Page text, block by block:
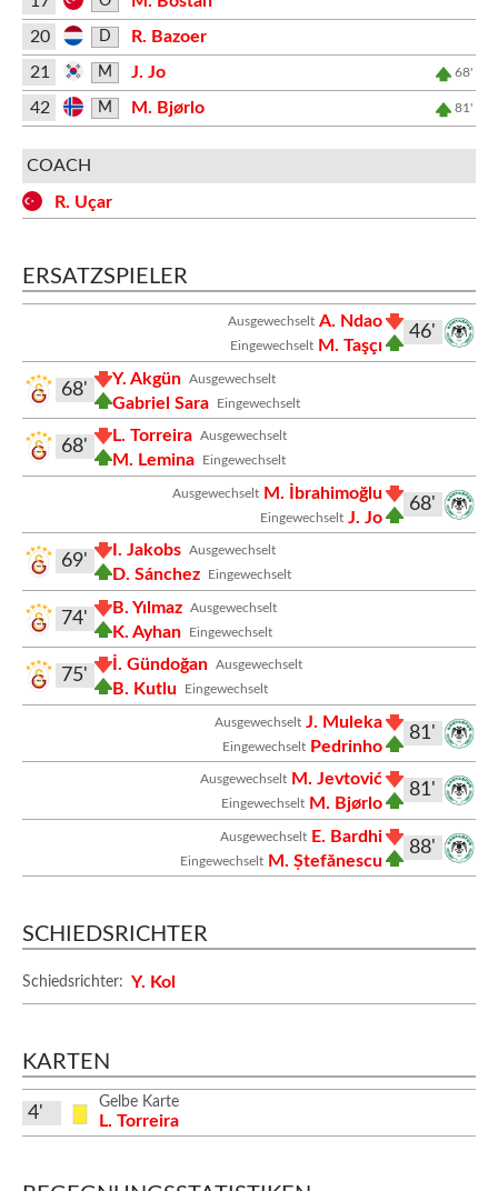
20
D
R. Bazoer
21
M J. Jo 68'
42 M M. Bjørlo 81'
COACH
R. Uçar
ERSATZSPIELER
46'
Ausgewechselt A. Ndao
Eingewechselt M. Taşçı
Ausgewechselt
Y. Akgün
Eingewechselt
Gabriel Sara
68'
Ausgewechselt
L. Torreira
Eingewechselt
M. Lemina
68'
68'
Ausgewechselt M. İbrahimoğlu
Eingewechselt J. Jo
Ausgewechselt
I. Jakobs
Eingewechselt
D. Sánchez
69'
Ausgewechselt
B. Yılmaz
Eingewechselt
K. Ayhan
74'
Ausgewechselt
İ. Gündoğan
Eingewechselt
B. Kutlu
75'
81'
Ausgewechselt J. Muleka
Eingewechselt Pedrinho
81'
Ausgewechselt M. Jevtović
Eingewechselt M. Bjørlo
88'
Ausgewechselt E. Bardhi
Eingewechselt M. Ștefănescu
SCHIEDSRICHTER
Schiedsrichter: Y. Kol
KARTEN
Gelbe Karte
L. Torreira
4'